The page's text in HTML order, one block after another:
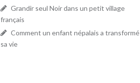
Grandir seul Noir dans un petit village
français
Comment un enfant népalais a transformé
sa vie